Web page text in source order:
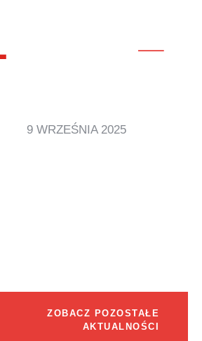
9 WRZEŚNIA 2025
ZOBACZ POZOSTAŁE
AKTUALNOŚCI